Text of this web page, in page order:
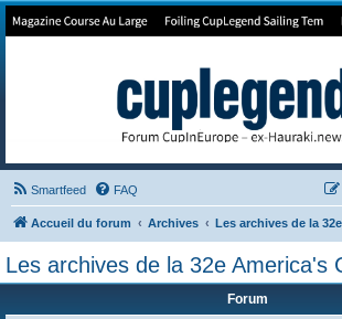
Forum de Cup In Europe
Smartfeed FAQ
Accueil du forum Archives Les archives de la
Les archives de la 32e America's
Forum